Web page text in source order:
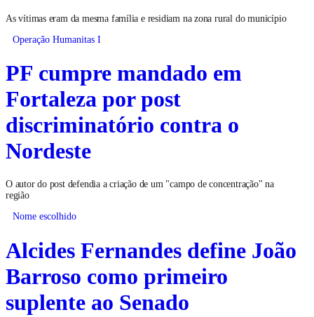
As vítimas eram da mesma família e residiam na zona rural do município
Operação Humanitas I
PF cumpre mandado em
Fortaleza por post
discriminatório contra o
Nordeste
O autor do post defendia a criação de um "campo de concentração" na
região
Nome escolhido
Alcides Fernandes define João
Barroso como primeiro
suplente ao Senado